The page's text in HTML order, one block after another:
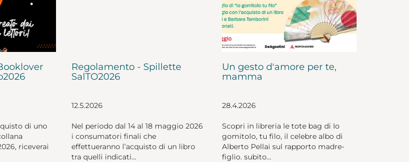
di uno
riceverai
Regolamento - Spillette
SalTO2026
12.5.2026
Nel periodo dal 14 al 18 maggio 2026
i consumatori finali che
effettueranno l’acquisto di un libro
tra quelli indicati...
Un gesto d'amore per te,
mamma
28.4.2026
Scopri in libreria le tote bag di Io
gomitolo, tu filo, il celebre albo di
Alberto Pellai sul rapporto madre-
figlio. subito...